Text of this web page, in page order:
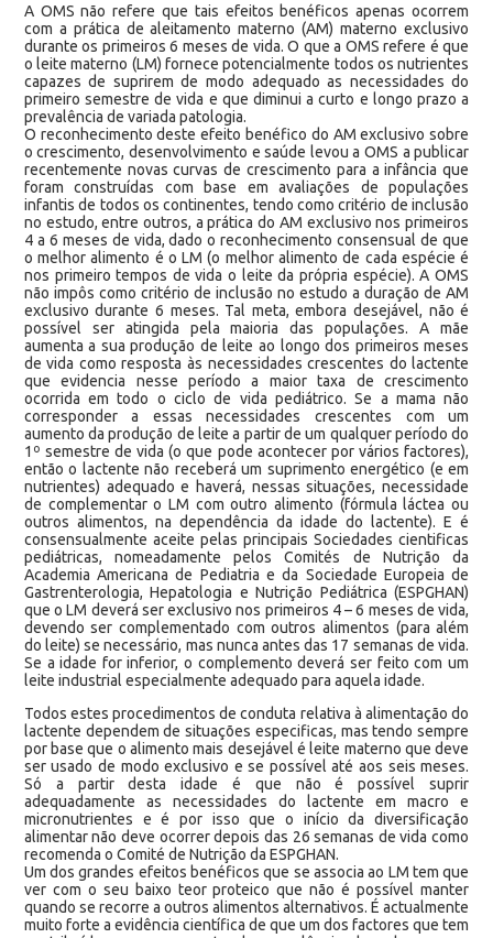
A OMS não refere que tais efeitos benéficos apenas ocorrem
com a prática de aleitamento materno (AM) materno exclusivo
durante os primeiros 6 meses de vida. O que a OMS refere é que
o leite materno (LM) fornece potencialmente todos os nutrientes
capazes de suprirem de modo adequado as necessidades do
primeiro semestre de vida e que diminui a curto e longo prazo a
prevalência de variada patologia.
O reconhecimento deste efeito benéfico do AM exclusivo sobre
o crescimento, desenvolvimento e saúde levou a OMS a publicar
recentemente novas curvas de crescimento para a infância que
foram construídas com base em avaliações de populações
infantis de todos os continentes, tendo como critério de inclusão
no estudo, entre outros, a prática do AM exclusivo nos primeiros
4 a 6 meses de vida, dado o reconhecimento consensual de que
o melhor alimento é o LM (o melhor alimento de cada espécie é
nos primeiro tempos de vida o leite da própria espécie). A OMS
não impôs como critério de inclusão no estudo a duração de AM
exclusivo durante 6 meses. Tal meta, embora desejável, não é
possível ser atingida pela maioria das populações. A mãe
aumenta a sua produção de leite ao longo dos primeiros meses
de vida como resposta às necessidades crescentes do lactente
que evidencia nesse período a maior taxa de crescimento
ocorrida em todo o ciclo de vida pediátrico. Se a mama não
corresponder a essas necessidades crescentes com um
aumento da produção de leite a partir de um qualquer período do
1º semestre de vida (o que pode acontecer por vários factores),
então o lactente não receberá um suprimento energético (e em
nutrientes) adequado e haverá, nessas situações, necessidade
de complementar o LM com outro alimento (fórmula láctea ou
outros alimentos, na dependência da idade do lactente). E é
consensualmente aceite pelas principais Sociedades cientificas
pediátricas, nomeadamente pelos Comités de Nutrição da
Academia Americana de Pediatria e da Sociedade Europeia de
Gastrenterologia, Hepatologia e Nutrição Pediátrica (ESPGHAN)
que o LM deverá ser exclusivo nos primeiros 4 – 6 meses de vida,
devendo ser complementado com outros alimentos (para além
do leite) se necessário, mas nunca antes das 17 semanas de vida.
Se a idade for inferior, o complemento deverá ser feito com um
leite industrial especialmente adequado para aquela idade.
Todos estes procedimentos de conduta relativa à alimentação do
lactente dependem de situações especificas, mas tendo sempre
por base que o alimento mais desejável é leite materno que deve
ser usado de modo exclusivo e se possível até aos seis meses.
Só a partir desta idade é que não é possível suprir
adequadamente as necessidades do lactente em macro e
micronutrientes e é por isso que o início da diversificação
alimentar não deve ocorrer depois das 26 semanas de vida como
recomenda o Comité de Nutrição da ESPGHAN.
Um dos grandes efeitos benéficos que se associa ao LM tem que
ver com o seu baixo teor proteico que não é possível manter
quando se recorre a outros alimentos alternativos. É actualmente
muito forte a evidência científica de que um dos factores que tem